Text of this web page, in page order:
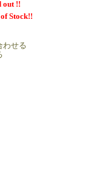
out !!
Stock!!
わせる